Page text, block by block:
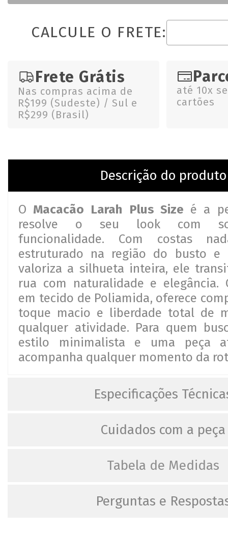
CALCULE O FRETE:
Frete Grátis
Nas compras acima de
R$199 (Sudeste) / Sul e
R$299 (Brasil)
até 10x
cartões
Descrição do produto
O Macacão Larah Plus Size é a
resolve o seu look com
funcionalidade. Com costas
estruturado na região do busto e
valoriza a silhueta inteira, ele
rua com naturalidade e elegância.
em tecido de Poliamida, oferece
toque macio e liberdade total de
qualquer atividade. Para quem
estilo minimalista e uma peça
acompanha qualquer momento da
Especificações
Cuidados com a peça
Tabela de Medidas
Perguntas e